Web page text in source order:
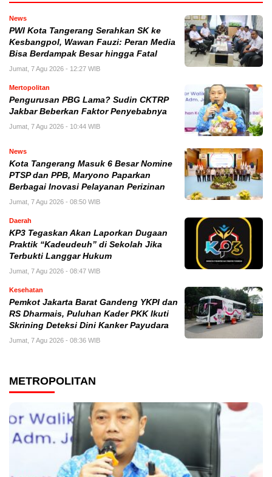
News
PWI Kota Tangerang Serahkan SK ke
Kesbangpol, Wawan Fauzi: Peran Media
Bisa Berdampak Besar hingga Fatal
Jumat, 7 Agu 2026 - 12:27 WIB
Mertopolitan
Pengurusan PBG Lama? Sudin CKTRP
Jakbar Beberkan Faktor Penyebabnya
Jumat, 7 Agu 2026 - 10:44 WIB
News
Kota Tangerang Masuk 6 Besar Nomine
PTSP dan PPB, Maryono Paparkan
Berbagai Inovasi Pelayanan Perizinan
Jumat, 7 Agu 2026 - 08:50 WIB
Daerah
KP3 Tegaskan Akan Laporkan Dugaan
Praktik “Kadeudeuh” di Sekolah Jika
Terbukti Langgar Hukum
Jumat, 7 Agu 2026 - 08:47 WIB
Kesehatan
Pemkot Jakarta Barat Gandeng YKPI dan
RS Dharmais, Puluhan Kader PKK Ikuti
Skrining Deteksi Dini Kanker Payudara
Jumat, 7 Agu 2026 - 08:36 WIB
METROPOLITAN